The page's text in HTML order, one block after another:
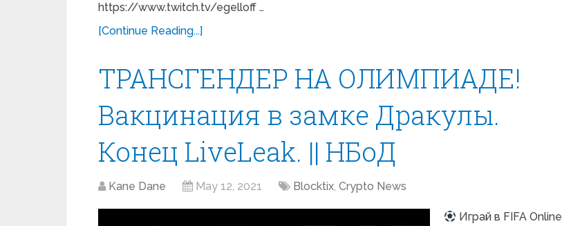
https://www.twitch.tv/egelloff …
[Continue Reading...]
ТРАНСГЕНДЕР НА ОЛИМПИАДЕ!
Вакцинация в замке Дракулы.
Конец LiveLeak. || НБоД
Kane Dane May 12, 2021 Blocktix, Crypto News
Играй в FIFA Online